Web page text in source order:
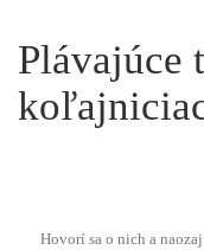
Plávajúce
Hovorí sa o nich a